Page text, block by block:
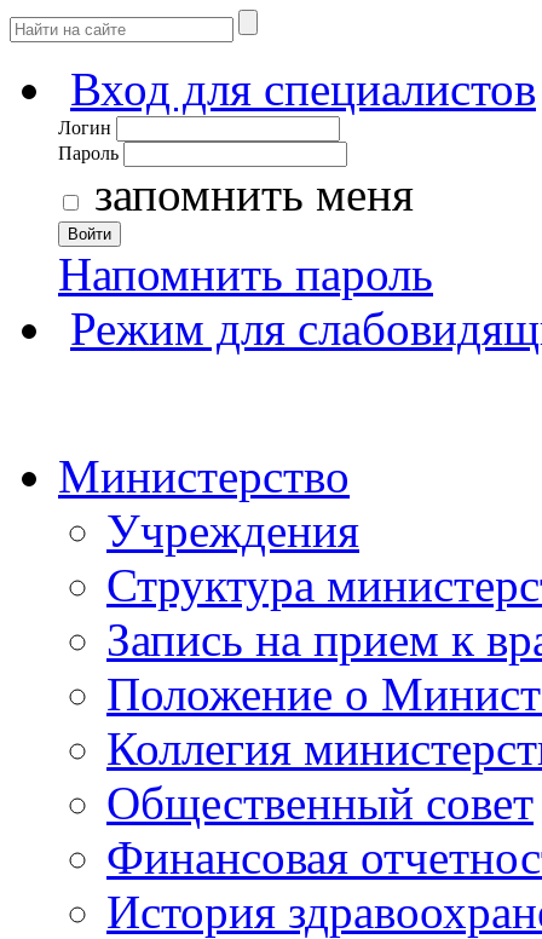
Вход для специалистов
Логин
Пароль
запомнить меня
Войти
Напомнить пароль
Режим для
Министерство
Учреждения
Структура
Запись на прием к
Положение о
Коллегия
Общественный совет
Финансовая
История